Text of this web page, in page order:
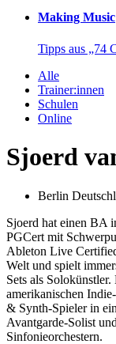
Making Music
Tipps aus „74
Alle
Trainer:innen
Schulen
Online
Sjoerd
Berlin
Sjoerd hat einen BA
PGCert mit
Ableton Live
Welt und spielt
Sets als
amerikanischen
& Synth-Spieler in
Avantgarde-Solist
Sinfonieorchestern.